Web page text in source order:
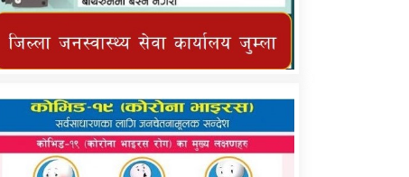
तातोपानी गाउँपालिका जुम्लाको महिनावारी